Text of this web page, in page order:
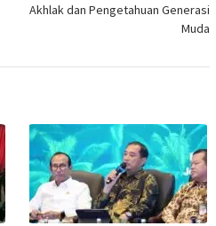
Akhlak dan Pengetahuan Generasi
Muda